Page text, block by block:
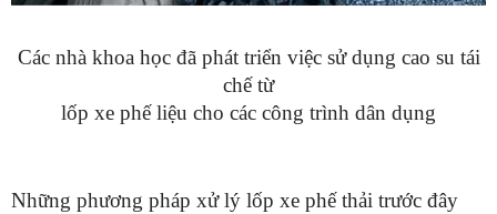
Các nhà khoa học đã phát triển việc sử dụng cao su tái
chế từ
lốp xe phế liệu cho các công trình dân dụng
Những phương pháp xử lý lốp xe phế thải trước đây